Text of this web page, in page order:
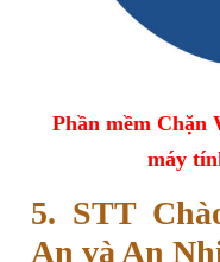
Phần mềm Chặn
máy
5. STT
An và An